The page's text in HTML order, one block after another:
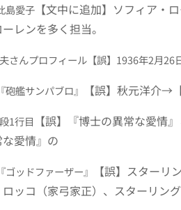
島愛子 【文中に追加】ソフィア・
レンを多く担当。
さんプロフィール 【誤】1936年2月
艦サンパブロ』 【誤】秋元洋介→
1行目 【誤】『博士の異常な愛情
な愛情』の
ッドファーザー』 【誤】スターリ
ッコ（家弓家正）、スターリン